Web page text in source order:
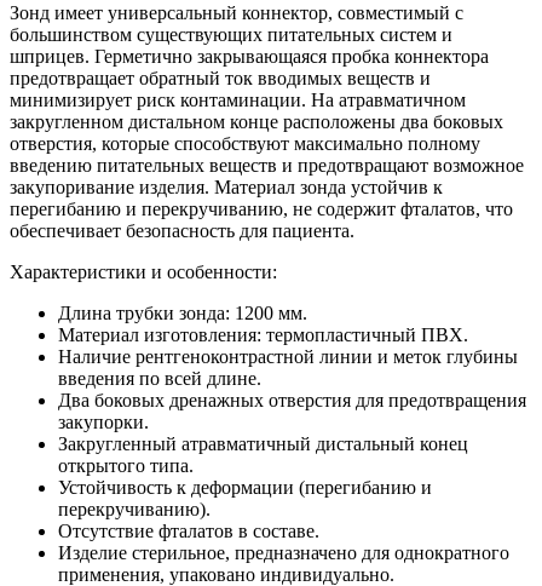
Зонд имеет универсальный коннектор, совместимый с
большинством существующих питательных систем и
шприцев. Герметично закрывающаяся пробка коннектора
предотвращает обратный ток вводимых веществ и
минимизирует риск контаминации. На атравматичном
закругленном дистальном конце расположены два боковых
отверстия, которые способствуют максимально полному
введению питательных веществ и предотвращают возможное
закупоривание изделия. Материал зонда устойчив к
перегибанию и перекручиванию, не содержит фталатов, что
обеспечивает безопасность для пациента.
Характеристики и особенности:
Длина трубки зонда: 1200 мм.
Материал изготовления: термопластичный ПВХ.
Наличие рентгеноконтрастной линии и меток глубины
введения по всей длине.
Два боковых дренажных отверстия для предотвращения
закупорки.
Закругленный атравматичный дистальный конец
открытого типа.
Устойчивость к деформации (перегибанию и
перекручиванию).
Отсутствие фталатов в составе.
Изделие стерильное, предназначено для однократного
применения, упаковано индивидуально.